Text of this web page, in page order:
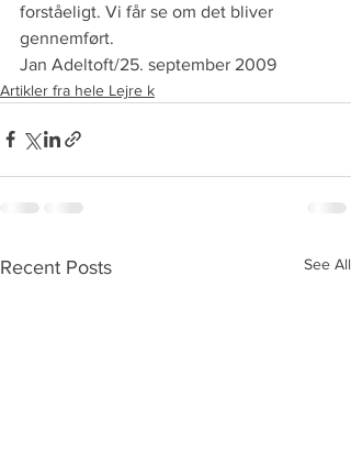
forståeligt. Vi får se om det bliver
gennemført.
Jan Adeltoft/25. september 2009
Artikler fra hele Lejre k
Recent Posts See All